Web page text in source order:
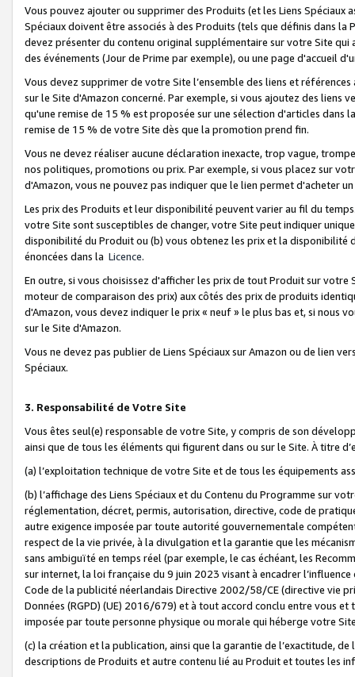
Vous pouvez ajouter ou supprimer des Produits (et les Liens
Spéciaux doivent être associés à des Produits (tels que définis dans
devez présenter du contenu original supplémentaire sur votre Site qui
des événements (Jour de Prime par exemple), ou une page d'accueil
Vous devez supprimer de votre Site l’ensemble des liens et
sur le Site d'Amazon concerné. Par exemple, si vous ajoutez des
qu'une remise de 15 % est proposée sur une sélection d'articles
remise de 15 % de votre Site dès que la promotion prend fin.
Vous ne devez réaliser aucune déclaration inexacte, trop vague,
nos politiques, promotions ou prix. Par exemple, si vous placez sur
d'Amazon, vous ne pouvez pas indiquer que le lien permet d'acheter
Les prix des Produits et leur disponibilité peuvent varier au fil du
votre Site sont susceptibles de changer, votre Site peut indiquer
disponibilité du Produit ou (b) vous obtenez les prix et la disponibilité
énoncées dans la Licence.
En outre, si vous choisissez d'afficher les prix de tout Produit sur
moteur de comparaison des prix) aux côtés des prix de produits
d'Amazon, vous devez indiquer le prix « neuf » le plus bas et, si nous
sur le Site d'Amazon.
Vous ne devez pas publier de Liens Spéciaux sur Amazon ou de lien
Spéciaux.
3. Responsabilité de Votre Site
Vous êtes seul(e) responsable de votre Site, y compris de son
ainsi que de tous les éléments qui figurent dans ou sur le Site. À titre
(a) l’exploitation technique de votre Site et de tous les équipements
(b) l’affichage des Liens Spéciaux et du Contenu du Programme sur
réglementation, décret, permis, autorisation, directive, code de
autre exigence imposée par toute autorité gouvernementale
respect de la vie privée, à la divulgation et la garantie que les
sans ambiguïté en temps réel (par exemple, le cas échéant, les
sur internet, la loi française du 9 juin 2023 visant à encadrer
Code de la publicité néerlandais Directive 2002/58/CE (directive vie
Données (RGPD) (UE) 2016/679) et à tout accord conclu entre vous
imposée par toute personne physique ou morale qui héberge votre
(c) la création et la publication, ainsi que la garantie de l’exactitude,
descriptions de Produits et autre contenu lié au Produit et toutes les